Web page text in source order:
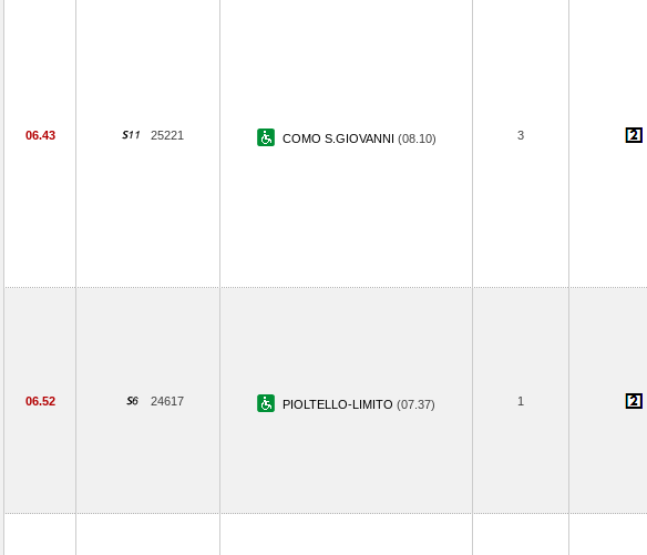
06.43 25221 COMO S.GIOVANNI (08.10) 3
06.52 24617 PIOLTELLO-LIMITO (07.37) 1